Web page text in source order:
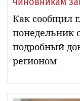
Как сообщил
понедельник
подробный
регионом